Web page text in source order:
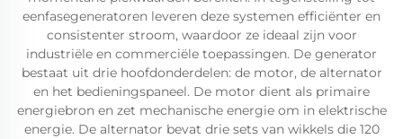
eenfasegeneratoren leveren deze systemen efficiënter en
consistenter stroom, waardoor ze ideaal zijn voor
industriële en commerciële toepassingen. De generator
bestaat uit drie hoofdonderdelen: de motor, de alternator
en het bedieningspaneel. De motor dient als primaire
energiebron en zet mechanische energie om in elektrische
energie. De alternator bevat drie sets van wikkels die 120